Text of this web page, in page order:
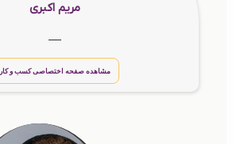
مریم اکبری
مشاهده صفحه اختصاصی کسب و کار